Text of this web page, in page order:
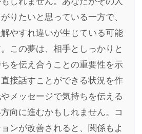
りたいと思っている一方で、
やすれ違いが生じている可能
この夢は、相手としっかりと
を伝え合うことの重要性を示
接話すことができる状況を作
メッセージで気持ちを伝える
向に進むかもしれません。コ
ンが改善されると、関係もよ